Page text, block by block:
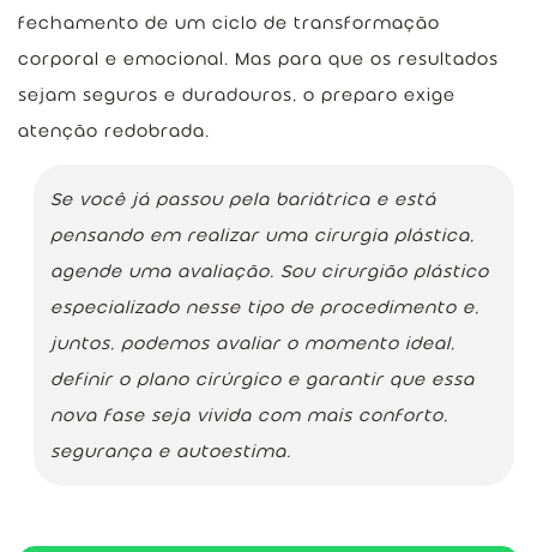
fechamento de um ciclo de transformação
corporal e emocional. Mas para que os resultados
sejam seguros e duradouros, o preparo exige
atenção redobrada.
Se você já passou pela bariátrica e está
pensando em realizar uma cirurgia plástica,
agende uma avaliação. Sou cirurgião plástico
especializado nesse tipo de procedimento e,
juntos, podemos avaliar o momento ideal,
definir o plano cirúrgico e garantir que essa
nova fase seja vivida com mais conforto,
segurança e autoestima.